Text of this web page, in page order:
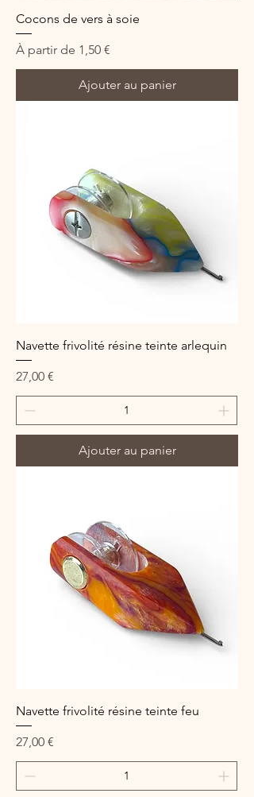
Cocons de vers à soie
À partir de 1,50 €
Prix promotionnel
Ajouter au panier
Navette frivolité résine teinte arlequin
Prix
27,00 €
Ajouter au panier
Navette frivolité résine teinte feu
Prix
27,00 €